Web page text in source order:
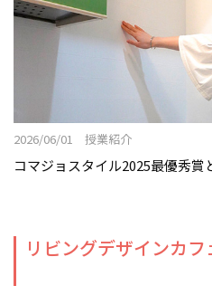
2026/06/01 授業紹介
コマジョスタイル2025最優秀賞
リビングデザインカフ